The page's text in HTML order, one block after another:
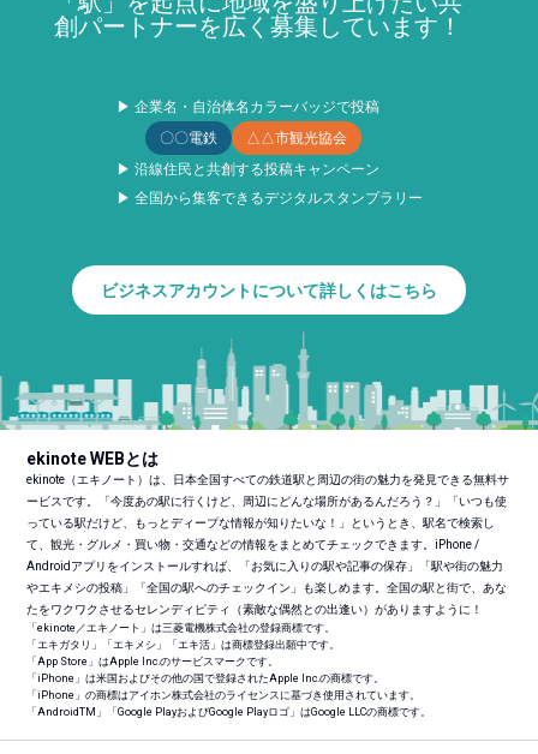
創パートナーを広く募集しています！
▶ 企業名・自治体名カラーバッジで投稿
〇〇電鉄
△△市観光協会
▶ 沿線住民と共創する投稿キャンペーン
▶ 全国から集客できるデジタルスタンプラリー
ビジネスアカウントについて詳しくはこちら
ekinote WEBとは
ekinote（エキノート）は、日本全国すべての鉄道駅と周辺の街の魅力を発見できる無料サ
ービスです。「今度あの駅に行くけど、周辺にどんな場所があるんだろう？」「いつも使
っている駅だけど、もっとディープな情報が知りたいな！」というとき、駅名で検索し
て、観光・グルメ・買い物・交通などの情報をまとめてチェックできます。iPhone /
Androidアプリをインストールすれば、「お気に入りの駅や記事の保存」「駅や街の魅力
やエキメシの投稿」「全国の駅へのチェックイン」も楽しめます。全国の駅と街で、あな
たをワクワクさせるセレンディピティ（素敵な偶然との出逢い）がありますように！
「ekinote／エキノート」は三菱電機株式会社の登録商標です。
「エキガタリ」「エキメシ」「エキ活」は商標登録出願中です。
「App Store」はApple Inc.のサービスマークです。
「iPhone」は米国およびその他の国で登録されたApple Inc.の商標です。
「iPhone」の商標はアイホン株式会社のライセンスに基づき使用されています。
「AndroidTM 」「Google PlayおよびGoogle Playロゴ」はGoogle LLCの商標です。